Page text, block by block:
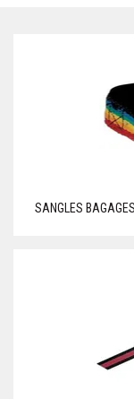
SANGLES